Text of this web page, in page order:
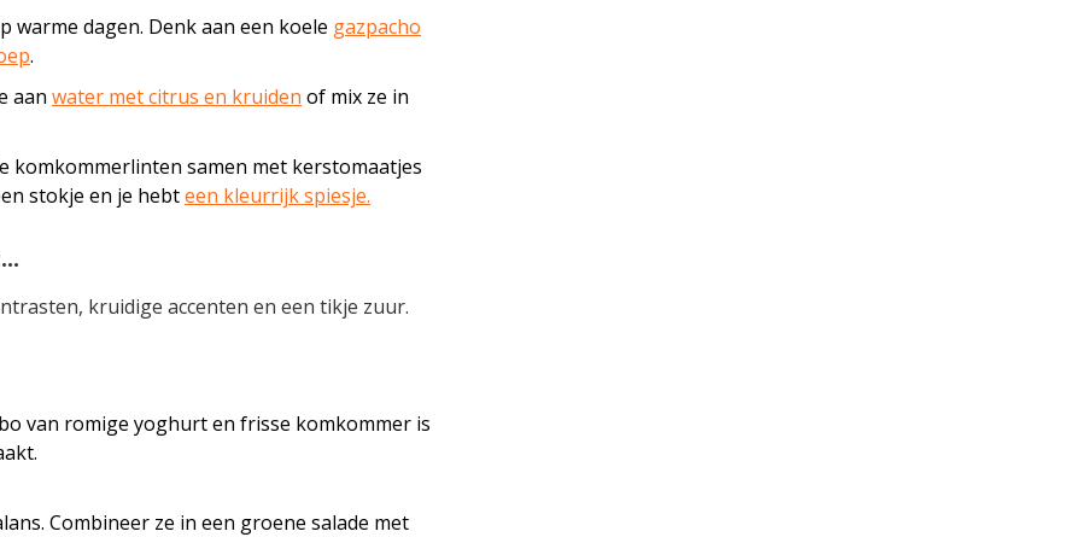
warme dagen. Denk aan een koele gazpacho
.
aan water met citrus en kruiden of mix ze in
komkommerlinten samen met kerstomaatjes
stokje en je hebteen kleurrijk spiesje.
kruidige accenten en een tikje zuur.
van romige yoghurt en frisse komkommer is
Combineer ze in een groene salade met